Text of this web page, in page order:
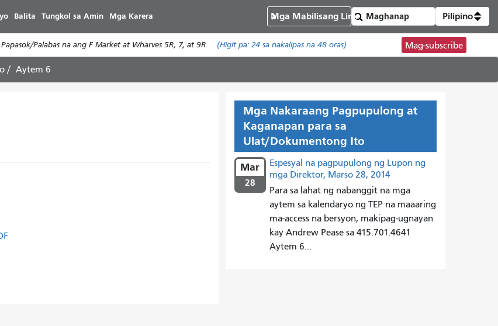
ang
pangunahing
nilalaman
Balita Tungkol sa Amin Mga Karera Mga Mabilisang Link Pilipino
Palabas na ang F Market at Wharves 5R, 7, at 9R. (Higit pa:24 sa nakalipas na 48 oras) Mag-subscribe
Aytem 6
Mga Nakaraang Pagpupulong at
Kaganapan para sa
Ulat/Dokumentong Ito
Mar
28
Espesyal na pagpupulong ng Lupon ng
mga Direktor, Marso 28, 2014
Para sa lahat ng nabanggit na mga
aytem sa kalendaryo ng TEP na maaaring
ma-access na bersyon, makipag-ugnayan
kay Andrew Pease sa 415.701.4641
Aytem 6...